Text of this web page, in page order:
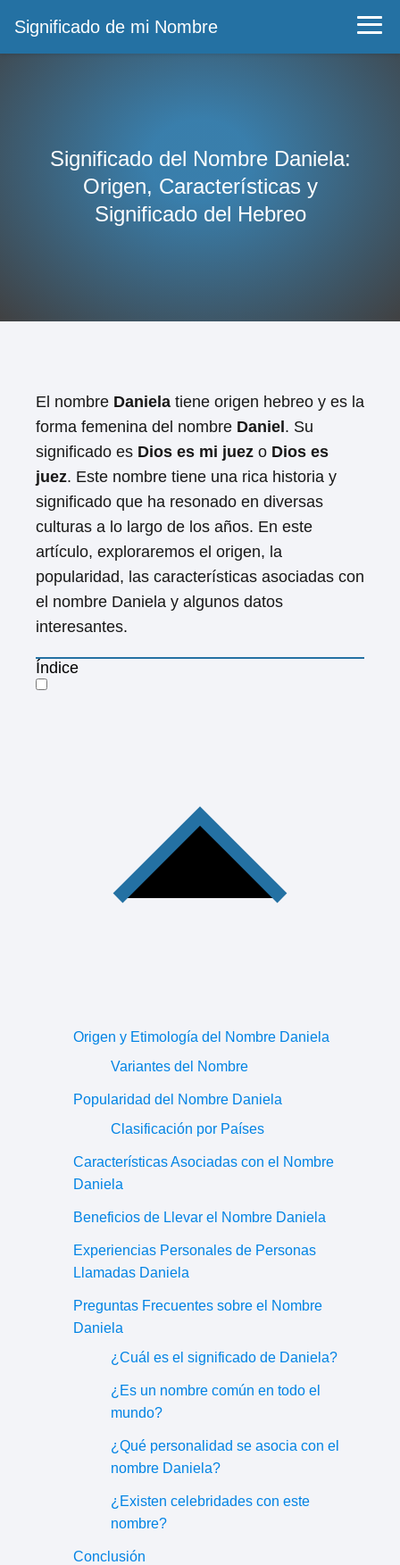
Significado de mi Nombre
Significado del Nombre Daniela:
Origen, Características y
Significado del Hebreo
El nombre Daniela tiene origen hebreo y es la
forma femenina del nombre Daniel . Su
significado es Dios es mi juez o Dios es
juez. Este nombre tiene una rica historia y
significado que ha resonado en diversas
culturas a lo largo de los años. En este
artículo, exploraremos el origen, la
popularidad, las características asociadas con
el nombre Daniela y algunos datos
interesantes.
Índice
Origen y Etimología del Nombre Daniela
Variantes del Nombre
Popularidad del Nombre Daniela
Clasificación por Países
Características Asociadas con el Nombre
Daniela
Beneficios de Llevar el Nombre Daniela
Experiencias Personales de Personas
Llamadas Daniela
Preguntas Frecuentes sobre el Nombre
Daniela
¿Cuál es el significado de Daniela?
¿Es un nombre común en todo el
mundo?
¿Qué personalidad se asocia con el
nombre Daniela?
¿Existen celebridades con este
nombre?
Conclusión